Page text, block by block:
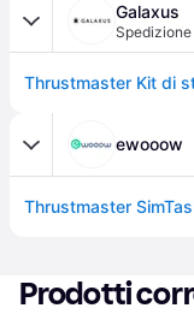
Galaxus
ewooow
Prodotti